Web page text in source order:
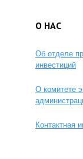
О НАС
Об отделе
инвестиций
О комитете
Контактная